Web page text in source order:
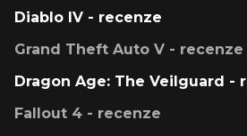
Diablo IV - recenze
Grand Theft Auto V - recenze
Dragon Age: The Veilguard -
Fallout 4 - recenze